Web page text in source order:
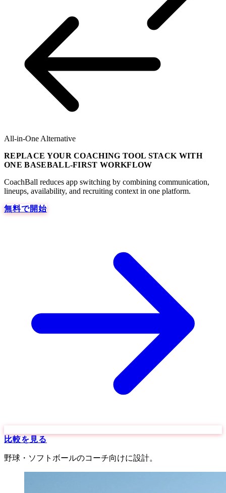
All-in-One Alternative
REPLACE YOUR COACHING TOOL STACK WITH
ONE BASEBALL-FIRST WORKFLOW
CoachBall reduces app switching by combining communication,
lineups, availability, and recruiting context in one platform.
無料で開始
比較を見る
野球・ソフトボールのコーチ向けに設計。